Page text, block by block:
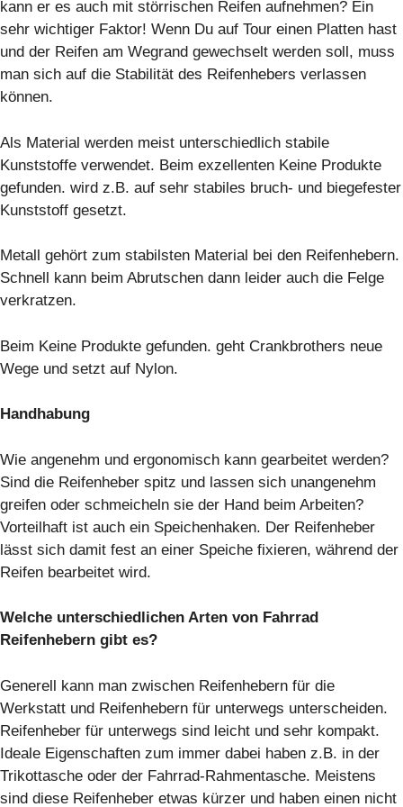
kann er es auch mit störrischen Reifen aufnehmen? Ein
sehr wichtiger Faktor! Wenn Du auf Tour einen Platten hast
und der Reifen am Wegrand gewechselt werden soll, muss
man sich auf die Stabilität des Reifenhebers verlassen
können.
Als Material werden meist unterschiedlich stabile
Kunststoffe verwendet. Beim exzellenten Keine Produkte
gefunden. wird z.B. auf sehr stabiles bruch- und biegefester
Kunststoff gesetzt.
Metall gehört zum stabilsten Material bei den Reifenhebern.
Schnell kann beim Abrutschen dann leider auch die Felge
verkratzen.
Beim Keine Produkte gefunden. geht Crankbrothers neue
Wege und setzt auf Nylon.
Handhabung
Wie angenehm und ergonomisch kann gearbeitet werden?
Sind die Reifenheber spitz und lassen sich unangenehm
greifen oder schmeicheln sie der Hand beim Arbeiten?
Vorteilhaft ist auch ein Speichenhaken. Der Reifenheber
lässt sich damit fest an einer Speiche fixieren, während der
Reifen bearbeitet wird.
Welche unterschiedlichen Arten von Fahrrad
Reifenhebern gibt es?
Generell kann man zwischen Reifenhebern für die
Werkstatt und Reifenhebern für unterwegs unterscheiden.
Reifenheber für unterwegs sind leicht und sehr kompakt.
Ideale Eigenschaften zum immer dabei haben z.B. in der
Trikottasche oder der Fahrrad-Rahmentasche. Meistens
sind diese Reifenheber etwas kürzer und haben einen nicht